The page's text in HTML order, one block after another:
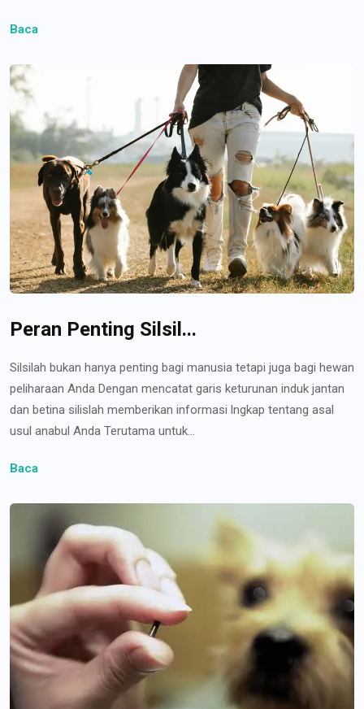
Baca
Peran Penting Silsil...
Silsilah bukan hanya penting bagi manusia tetapi juga bagi hewan
peliharaan Anda Dengan mencatat garis keturunan induk jantan
dan betina silislah memberikan informasi lngkap tentang asal
usul anabul Anda Terutama untuk...
Baca